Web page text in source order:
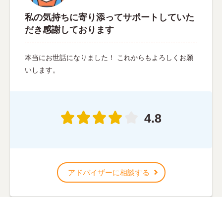
私の気持ちに寄り添ってサポートしていた
だき感謝しております
本当にお世話になりました！ これからもよろしくお願
いします。
4.8
アドバイザーに相談する